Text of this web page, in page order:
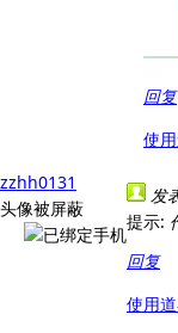
回复
使
zzhh0131
头像被屏蔽
发
提示:
回复
使用